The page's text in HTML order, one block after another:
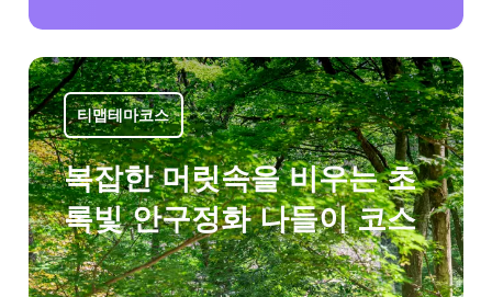
티맵테마코스
복잡한 머릿속을 비우는 초
록빛 안구정화 나들이 코스